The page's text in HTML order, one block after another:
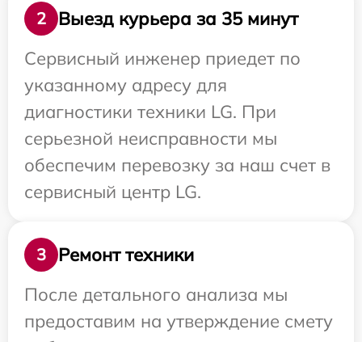
2
Выезд курьера за 35 минут
Сервисный инженер приедет по
указанному адресу для
диагностики техники LG. При
серьезной неисправности мы
обеспечим перевозку за наш счет в
сервисный центр LG.
3
Ремонт техники
После детального анализа мы
предоставим на утверждение смету